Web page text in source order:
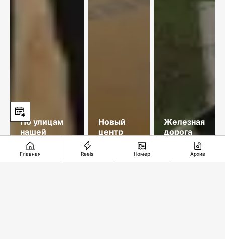
По улицам
нашей
памяти
Новый
центр
Железная
дорога
длиною в
Главная Reels Номер Архив